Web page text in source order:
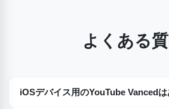
よくある
iOSデバイス用のYouTube Vancedは